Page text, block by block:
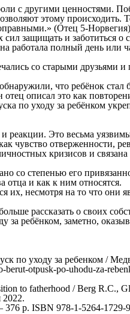
с другими ценностями.
этому происходить.
(Отец 5-Норвегия)
защищать и заботиться
полный день или
со старыми друзьями
что ребёнок
описал это как
по уходу за ребёнком
Это весьма
чувство отверженности,
кризисов и
со степенью его
отца и как к ним относятся.
несмотря на то что они
рассказать о своих
ребёнком, заметно,
по уходу за ребенком /
otpusk-po-uhodu-za-
to fatherhood / Berg
2022.
376 p. ISBN 978-1-5264-1729-